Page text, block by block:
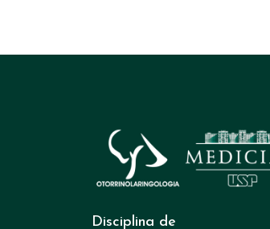
Disciplina de